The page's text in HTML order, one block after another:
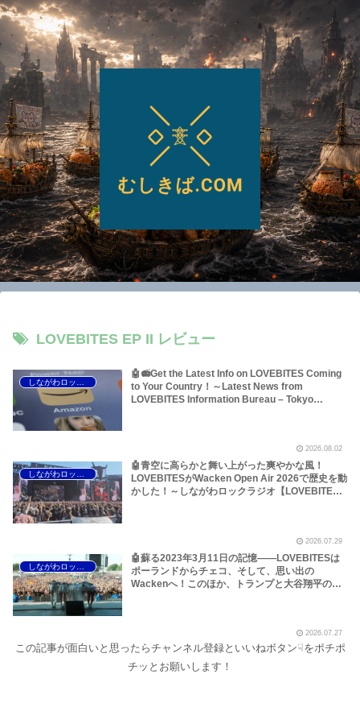
LOVEBITES EP II レビュー
🤖📻Get the Latest Info on LOVEBITES Coming
to Your Country！～Latest News from
LOVEBITES Information Bureau – Tokyo
2026.08.02
しながわロックラジオ
🤖青空に高らかと舞い上がった爽やかな風！
LOVEBITESがWacken Open Air 2026で歴史を動
かした！～しながわロックラジオ【LOVEBITES
Hell】【LOVEBITES Soldier Stands Solitarily】
【LOVEBITES When Destinies Align】
【LOVEBITES M.D.O.】【LOVEBITES Holy
War】
2026.07.29
🤖蘇る2023年3月11日の記憶――LOVEBITESは
ポーランドからチェコ、そして、思い出の
Wackenへ！このほか、トランプと大谷翔平のア
【LOVEBITES The Castaway】【LOVEBITES
One Will Remain】【LOVEBITES We The
United】【LOVEBITES Nameless Warrior】
【James Last Vibrations】
2026.07.27
この記事が面白いと思ったらチャンネル登録といいねボタン☟をポチポ
チッとお願いします！